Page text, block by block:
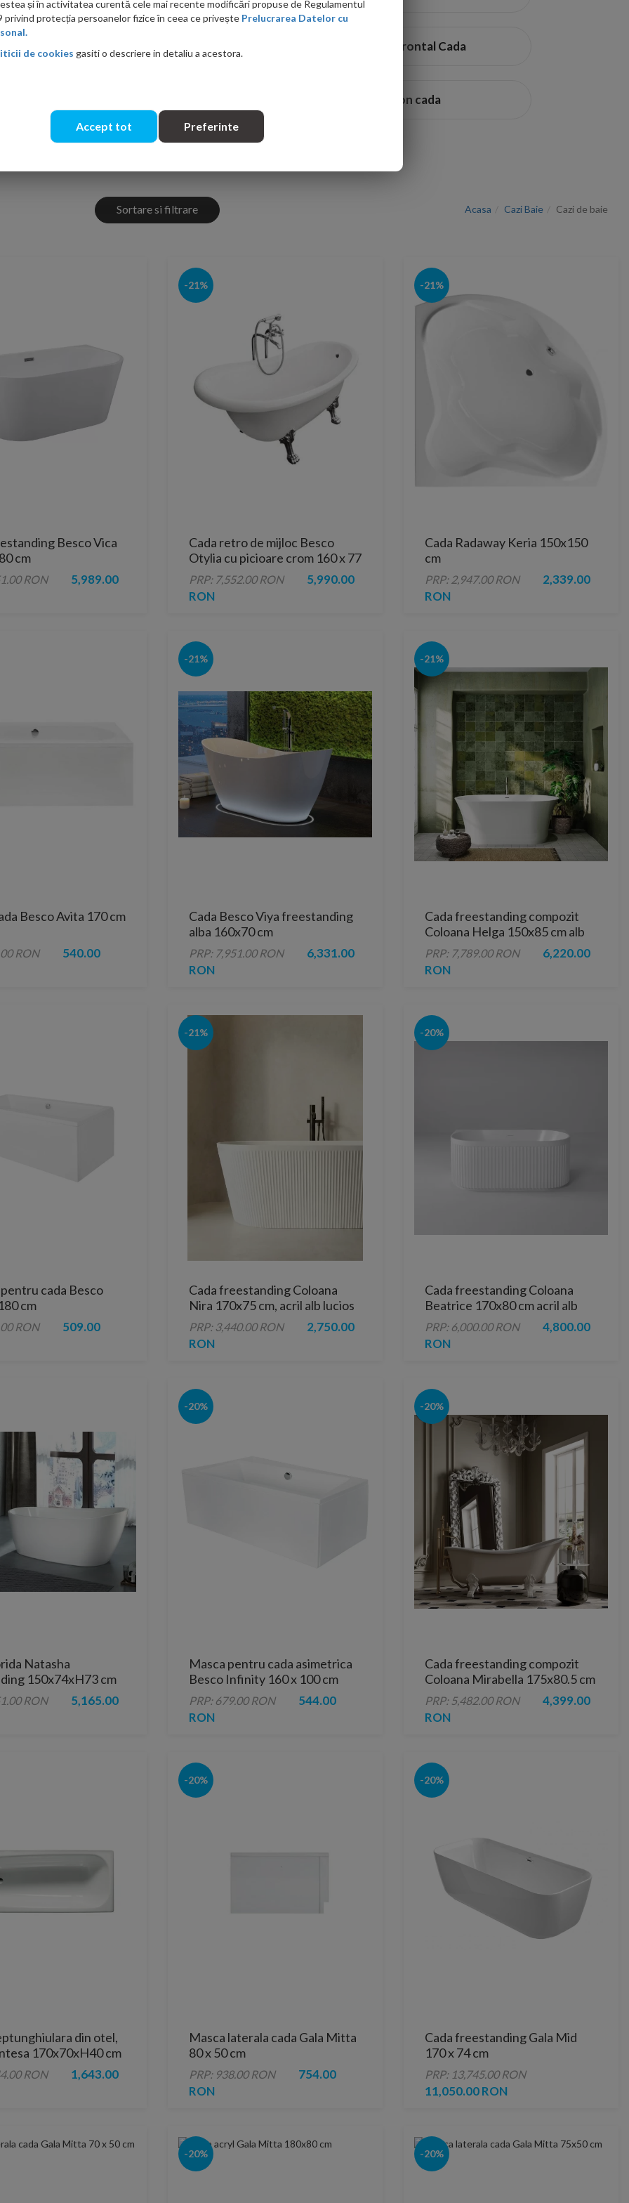
si cazi din otel emailat.
Panou Frontal Cada
Sifon cada
Sortare si filtrare Acasa Cazi Baie Cazi de baie
Besco Vica
cm
RON 5,989.00
-21%
Cada retro de mijloc Besco
Otylia cu picioare crom 160 x 77
cm
PRP: 7,552.00 RON
5,990.00
RON
-21%
Cada Radaway Keria 150x150
cm
PRP: 2,947.00 RON
2,339.00
RON
Besco Avita 170 cm
RON 540.00
-21%
Cada Besco Viya freestanding
alba 160x70 cm
PRP: 7,951.00 RON
6,331.00
RON
-21%
Cada freestanding compozit
Coloana Helga 150x85 cm alb
lucios
PRP: 7,789.00 RON
6,220.00
RON
cada Besco
cm
RON 509.00
-21%
Cada freestanding Coloana
Nira 170x75 cm, acril alb lucios
PRP: 3,440.00 RON
2,750.00
RON
-20%
Cada freestanding Coloana
Beatrice 170x80 cm acril alb
PRP: 6,000.00 RON
4,800.00
RON
Natasha
150x74xH73 cm
RON 5,165.00
-20%
Masca pentru cada asimetrica
Besco Infinity 160 x 100 cm
PRP: 679.00 RON
544.00
RON
-20%
Cada freestanding compozit
Coloana Mirabella 175x80.5 cm
alb lucios
PRP: 5,482.00 RON
4,399.00
RON
din otel,
170x70xH40 cm
RON 1,643.00
-20%
Masca laterala cada Gala Mitta
80 x 50 cm
PRP: 938.00 RON
754.00
RON
-20%
Cada freestanding Gala Mid
170 x 74 cm
PRP: 13,745.00 RON
11,050.00 RON
-20% -20%
și în activitatea curentă cele mai recente modificări propuse de Regulamentul
privind protecția persoanelor fizice în ceea ce privește Prelucrarea Datelor cu
de cookies gasiti o descriere in detaliu a acestora.
Accept tot Preferinte